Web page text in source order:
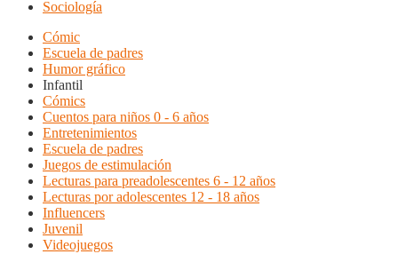
Sociología
Cómic
Escuela de padres
Humor gráfico
Infantil
Cómics
Cuentos para niños 0 - 6 años
Entretenimientos
Escuela de padres
Juegos de estimulación
Lecturas para preadolescentes 6 - 12 años
Lecturas por adolescentes 12 - 18 años
Influencers
Juvenil
Videojuegos